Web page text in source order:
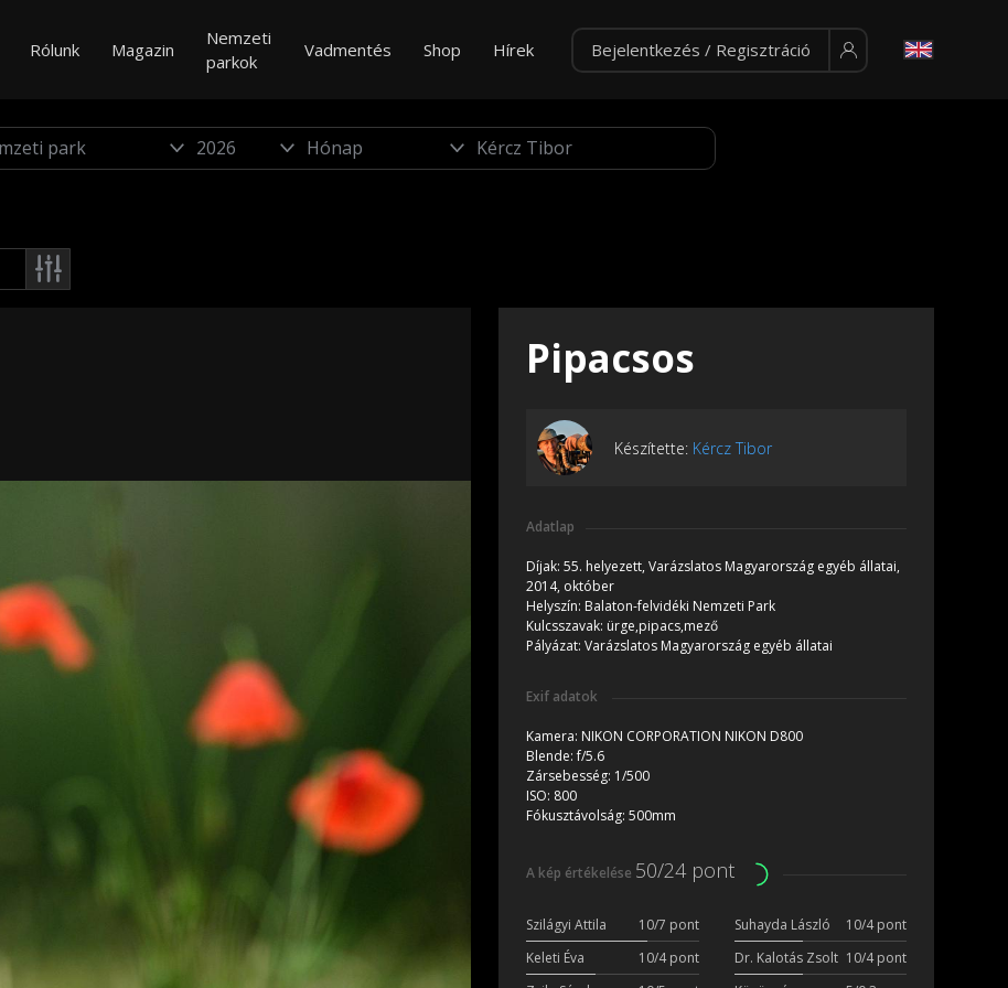
Rólunk Magazin
Nemzeti
parkok
Vadmentés Shop Hírek Bejelentkezés / Regisztráció
Pipacsos
Készítette: Kércz Tibor
Adatlap
Díjak: 55. helyezett, Varázslatos Magyarország egyéb állatai,
2014, október
Helyszín: Balaton-felvidéki Nemzeti Park
Kulcsszavak: ürge,pipacs,mező
Pályázat: Varázslatos Magyarország egyéb állatai
Exif adatok
Kamera: NIKON CORPORATION NIKON D800
Blende:f/5.6
Zársebesség: 1/500
ISO: 800
Fókusztávolság: 500mm
A kép értékelése 50/24 pont
Szilágyi Attila 10/7 pont Suhayda László
10/4 pont
Keleti Éva
10/4 pont Dr. Kalotás Zsolt 10/4 pont